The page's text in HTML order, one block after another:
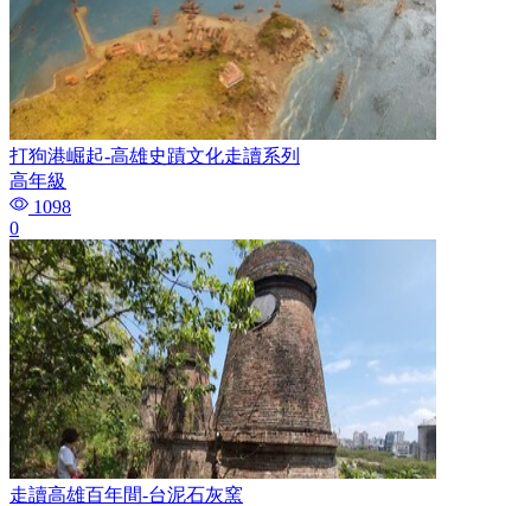
打狗港崛起-高雄史蹟文化走讀系列
高年級
1098
0
走讀高雄百年間-台泥石灰窯